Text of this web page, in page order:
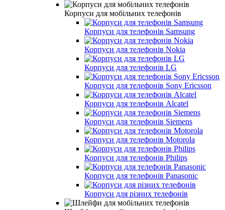
Корпуси для мобільних телефонів
Корпуси для телефонів Samsung
Корпуси для телефонів Nokia
Корпуси для телефонів LG
Корпуси для телефонів Sony Ericsson
Корпуси для телефонів Alcatel
Корпуси для телефонів Siemens
Корпуси для телефонів Motorola
Корпуси для телефонів Philips
Корпуси для телефонів Panasonic
Корпуси для різних телефонів